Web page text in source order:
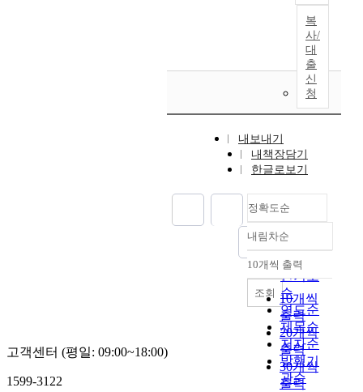
복
사/
대
출
신
청
h
a
내보내기
내책장담기
한글로보기
정확도순
정확도
순
인기도
순
연도순
제목순
저자순
발행기
관순
내림차순
내림차순
10개씩 출력
10개씩
출력
20개씩
출력
30개씩
출력
조회
고객센터 (평일: 09:00~18:00)
1599-3122